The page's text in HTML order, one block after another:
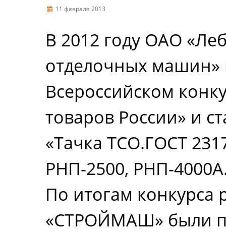
11 февраля 2013
В 2012 году ОАО
отделочных машин»
Всероссийском
товаров России» и
«Тачка ТСО.ГОСТ
РНП-2500, РНП-
По итогам конкурса
«СТРОЙМАШ» были